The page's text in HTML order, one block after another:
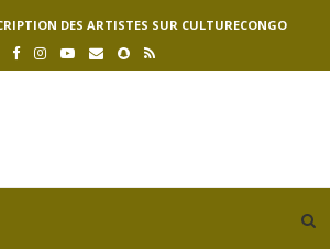
DES ARTISTES SUR CULTURECONGO